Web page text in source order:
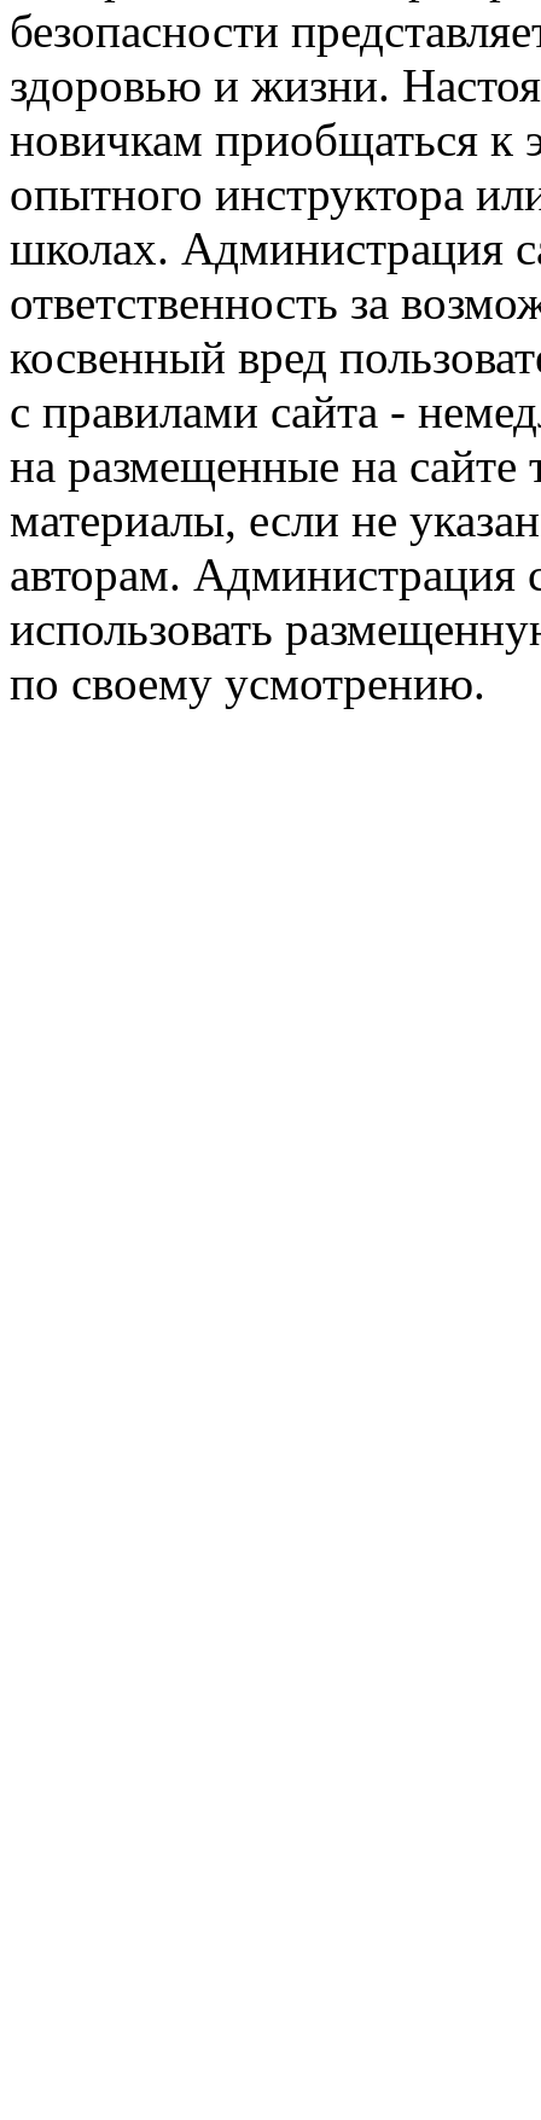
безопасности
здоровью и жизни.
новичкам приобщаться к
опытного инструктора
школах. Администрация
ответственность за
косвенный вред
с правилами сайта -
на размещенные на сайте
материалы, если не
авторам. Администрация
использовать
по своему усмотрению.